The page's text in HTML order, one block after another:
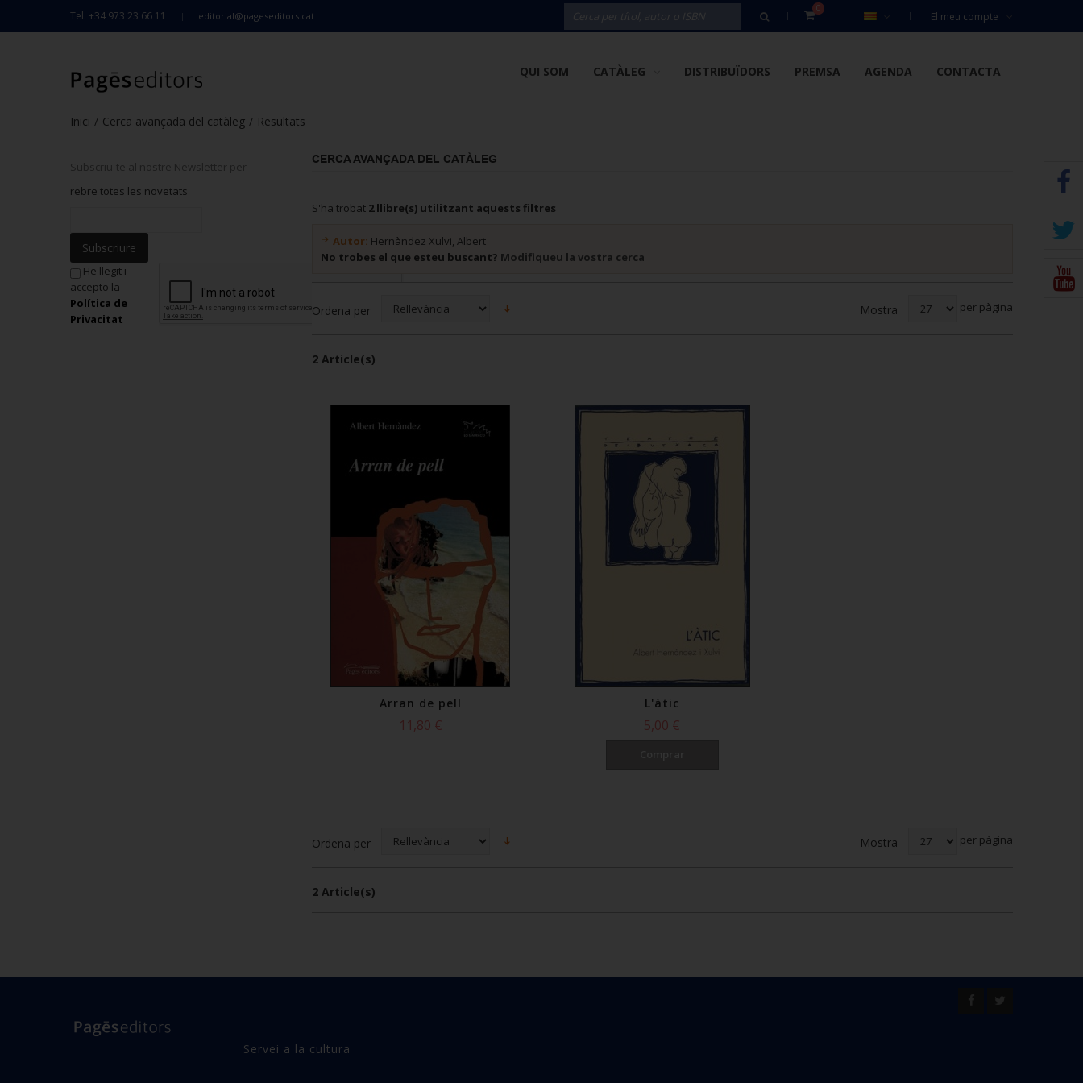
Tel. +34 973 23 66 11 editorial@pageseditors.cat El meu compte
0
QUI SOM CATÀLEG DISTRIBUÏDORS PREMSA AGENDA CONTACTA
Inici / Cerca avançada del catàleg / Resultats
Subscriu-te al nostre Newsletter per
rebre totes les novetats
Subscriure
He llegit i
accepto la
Política de
Privacitat
CERCA AVANÇADA DEL CATÀLEG
S'ha trobat 2 llibre(s) utilitzant aquests filtres
Autor: Hernàndez Xulvi, Albert
No trobes el que esteu buscant? Modifiqueu la vostra cerca
Ordena per Mostra per pàgina
2 Article(s)
Arran de pell
11,80 €
L'àtic
5,00 €
Ordena per Mostra per pàgina
2 Article(s)
Servei a la cultura